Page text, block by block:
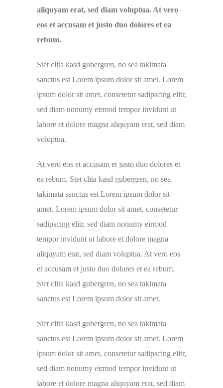
aliquyam erat, sed diam voluptua. At vero
eos et accusam et justo duo dolores et ea
rebum.
Stet clita kasd gubergren, no sea takimata
sanctus est Lorem ipsum dolor sit amet. Lorem
ipsum dolor sit amet, consetetur sadipscing elitr,
sed diam nonumy eirmod tempor invidunt ut
labore et dolore magna aliquyam erat, sed diam
voluptua.
At vero eos et accusam et justo duo dolores et
ea rebum. Stet clita kasd gubergren, no sea
takimata sanctus est Lorem ipsum dolor sit
amet. Lorem ipsum dolor sit amet, consetetur
sadipscing elitr, sed diam nonumy eirmod
tempor invidunt ut labore et dolore magna
aliquyam erat, sed diam voluptua. At vero eos
et accusam et justo duo dolores et ea rebum.
Stet clita kasd gubergren, no sea takimata
sanctus est Lorem ipsum dolor sit amet.
Stet clita kasd gubergren, no sea takimata
sanctus est Lorem ipsum dolor sit amet. Lorem
ipsum dolor sit amet, consetetur sadipscing elitr,
sed diam nonumy eirmod tempor invidunt ut
labore et dolore magna aliquyam erat, sed diam